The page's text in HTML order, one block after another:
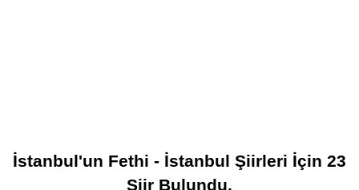
İstanbul'un Fethi - İstanbul Şiirleri İçin 23
Şiir Bulundu.